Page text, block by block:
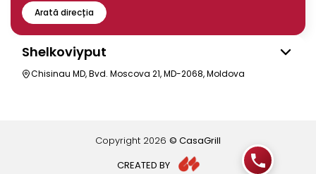
Arată direcția
Shelkoviyput
Chisinau MD, Bvd. Moscova 21, MD-2068, Moldova
Copyright 2026 © CasaGrill
CREATED BY